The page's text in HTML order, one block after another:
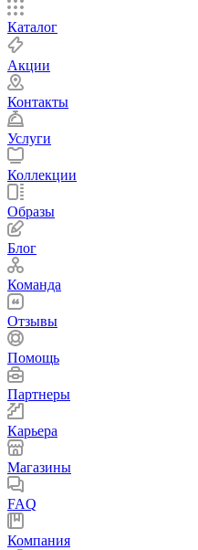
Каталог
Акции
Контакты
Услуги
Коллекции
Образы
Блог
Команда
Отзывы
Помощь
Партнеры
Карьера
Магазины
FAQ
Компания